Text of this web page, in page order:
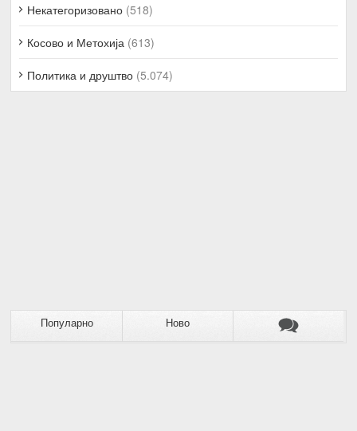
Некатегоризовано (518)
Косово и Метохија (613)
Политика и друштво (5.074)
Популарно Ново